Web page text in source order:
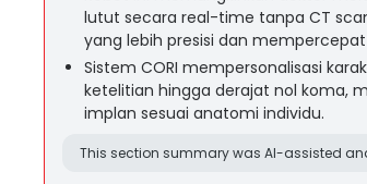
lutut secara real-time tanpa CT
yang lebih presisi dan
Sistem CORI mempersonalisasi
ketelitian hingga derajat nol koma,
implan sesuai anatomi individu.
This section summary was AI-assisted